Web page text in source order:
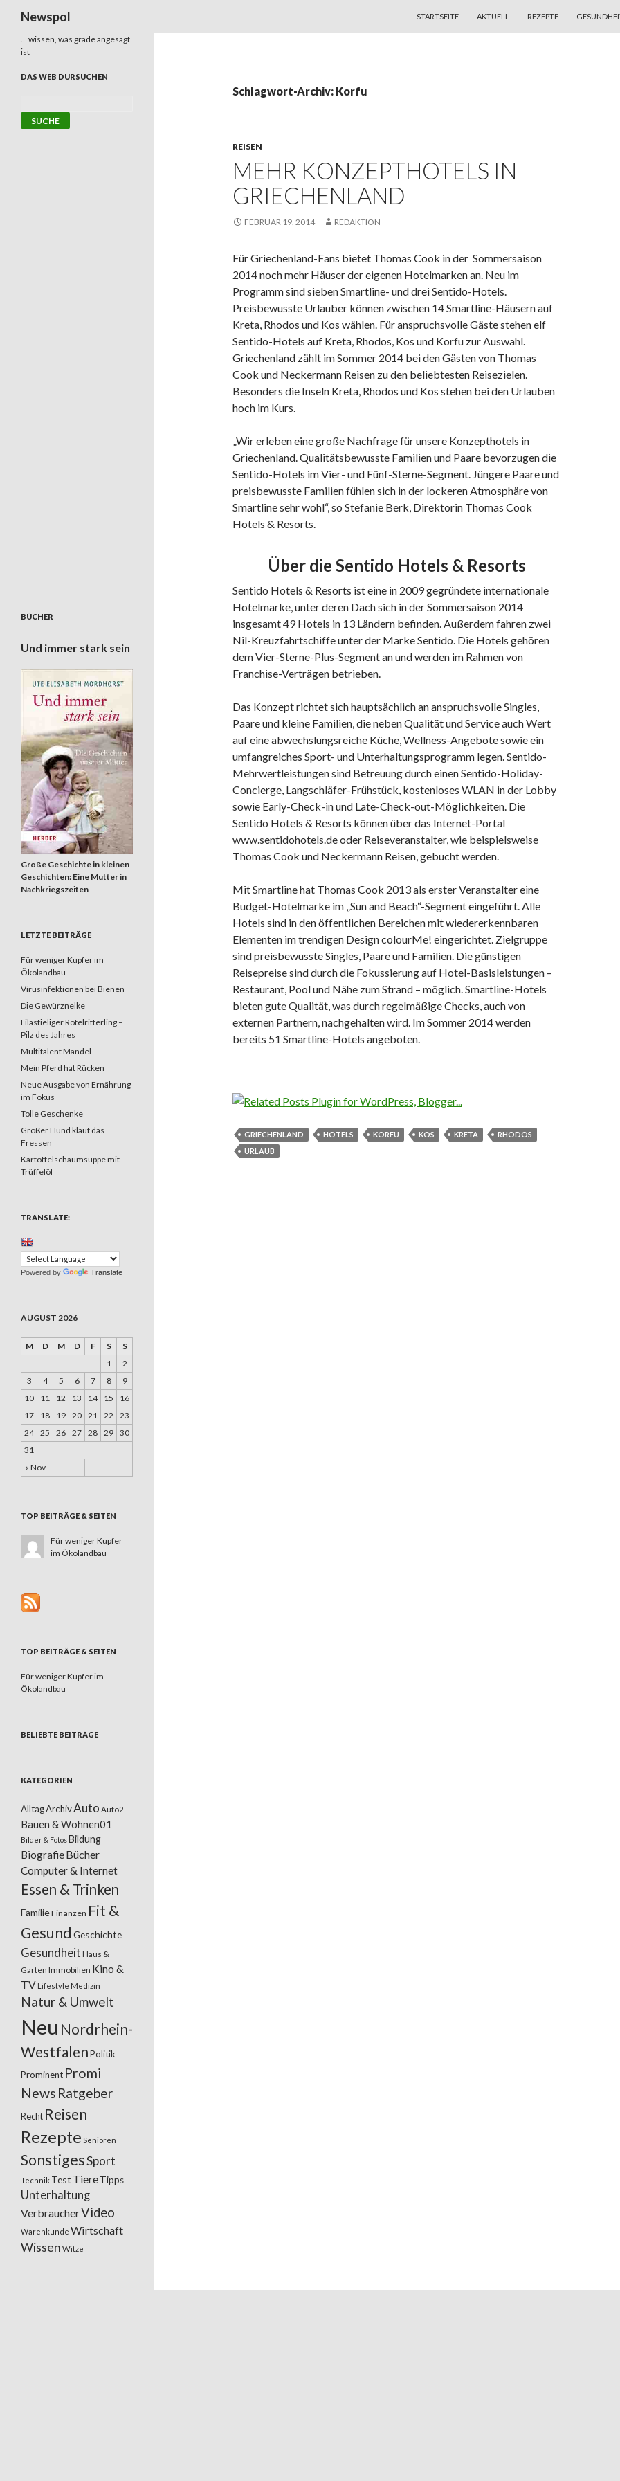
Newspol
STARTSEITE
AKTUELL REZEPTE
Schlagwort-Archiv: Korfu
REISEN
MEHR KONZEPTHOTELS IN
GRIECHENLAND
FEBRUAR 19, 2014 REDAKTION
Für Griechenland-Fans bietet Thomas Cook in der Sommersaison
2014 noch mehr Häuser der eigenen Hotelmarken an. Neu im
Programm sind sieben Smartline- und drei Sentido-Hotels.
Preisbewusste Urlauber können zwischen 14 Smartline-Häusern auf
Kreta, Rhodos und Kos wählen. Für anspruchsvolle Gäste stehen elf
Sentido-Hotels auf Kreta, Rhodos, Kos und Korfu zur Auswahl.
Griechenland zählt im Sommer 2014 bei den Gästen von Thomas
Cook und Neckermann Reisen zu den beliebtesten Reisezielen.
Besonders die Inseln Kreta, Rhodos und Kos stehen bei den Urlauben
hoch im Kurs.
„Wir erleben eine große Nachfrage für unsere Konzepthotels in
Griechenland. Qualitätsbewusste Familien und Paare bevorzugen die
Sentido-Hotels im Vier- und Fünf-Sterne-Segment. Jüngere Paare und
preisbewusste Familien fühlen sich in der lockeren Atmosphäre von
Smartline sehr wohl“, so Stefanie Berk, Direktorin Thomas Cook
Hotels & Resorts.
Über die Sentido Hotels & Resorts
Sentido Hotels & Resorts ist eine in 2009 gegründete internationale
Hotelmarke, unter deren Dach sich in der Sommersaison 2014
insgesamt 49 Hotels in 13 Ländern befinden. Außerdem fahren zwei
Nil-Kreuzfahrtschiffe unter der Marke Sentido. Die Hotels gehören
dem Vier-Sterne-Plus-Segment an und werden im Rahmen von
Franchise-Verträgen betrieben.
Das Konzept richtet sich hauptsächlich an anspruchsvolle Singles,
Paare und kleine Familien, die neben Qualität und Service auch Wert
auf eine abwechslungsreiche Küche, Wellness-Angebote sowie ein
umfangreiches Sport- und Unterhaltungsprogramm legen. Sentido-
Mehrwertleistungen sind Betreuung durch einen Sentido-Holiday-
Concierge, Langschläfer-Frühstück, kostenloses WLAN in der Lobby
sowie Early-Check-in und Late-Check-out-Möglichkeiten. Die
Sentido Hotels & Resorts können über das Internet-Portal
www.sentidohotels.deoder Reiseveranstalter, wie beispielsweise
Thomas Cook und Neckermann Reisen, gebucht werden.
Mit Smartline hat Thomas Cook 2013 als erster Veranstalter eine
Budget-Hotelmarke im „Sun and Beach“-Segment eingeführt. Alle
Hotels sind in den öffentlichen Bereichen mit wiedererkennbaren
Elementen im trendigen Design colourMe! eingerichtet. Zielgruppe
sind preisbewusste Singles, Paare und Familien. Die günstigen
Reisepreise sind durch die Fokussierung auf Hotel-Basisleistungen –
Restaurant, Pool und Nähe zum Strand – möglich. Smartline-Hotels
bieten gute Qualität, was durch regelmäßige Checks, auch von
externen Partnern, nachgehalten wird. Im Sommer 2014 werden
bereits 51 Smartline-Hotels angeboten.
GRIECHENLAND HOTELS KORFU KOS KRETA
RHODOS
URLAUB
… wissen, was grade angesagt
ist
DAS WEB DURSUCHEN
BÜCHER
Und immer stark sein
Große Geschichte in kleinen
Geschichten: Eine Mutter in
Nachkriegszeiten
LETZTE BEITRÄGE
Für weniger Kupfer im
Ökolandbau
Virusinfektionen bei Bienen
Die Gewürznelke
Lilastieliger Rötelritterling –
Pilz des Jahres
Multitalent Mandel
Mein Pferd hat Rücken
Neue Ausgabe von Ernährung
im Fokus
Tolle Geschenke
Großer Hund klaut das
Fressen
Kartoffelschaumsuppe mit
Trüffelöl
TRANSLATE:
Powered by Translate
AUGUST 2026
M D M D F S S
« Nov
1
2
3
4 5 6 7 8
9
10
11 12 13 14 15
16
17
18 19 20 21 22
23
24 25 26 27 28 29 30
31
TOP BEITRÄGE & SEITEN
Für weniger Kupfer
im Ökolandbau
TOP BEITRÄGE & SEITEN
Für weniger Kupfer im
Ökolandbau
BELIEBTE BEITRÄGE
KATEGORIEN
AlltagArchivAuto Auto2
Bauen & Wohnen01
Bilder & FotosBildung
BiografieBücher
Computer & Internet
Essen & Trinken
FamilieFinanzen Fit &
Gesund Geschichte
Gesundheit Haus &
Garten Immobilien Kino &
TV Lifestyle Medizin
Natur & Umwelt
Neu Nordrhein-
WestfalenPolitik
Prominent Promi
News Ratgeber
Recht Reisen
Rezepte Senioren
SonstigesSport
Technik Test TiereTipps
Unterhaltung
VerbraucherVideo
Warenkunde Wirtschaft
Wissen Witze